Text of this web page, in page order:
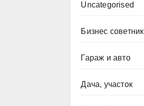
Uncategorised
Бизнес советник
Гараж и авто
Дача, участок